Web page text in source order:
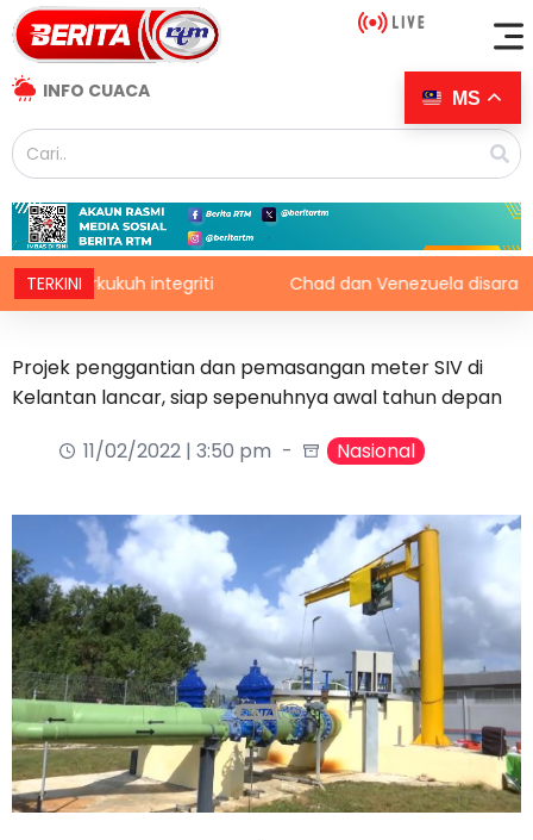
INFO CUACA
TERKINIintegriti Chad dan Venezuela disaran
Projek penggantian dan pemasangan meter SIV di
Kelantan lancar, siap sepenuhnya awal tahun depan
11/02/2022 | 3:50 pm
Nasional
MS